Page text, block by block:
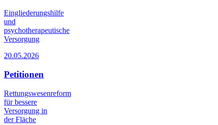
Eingliederungshilfe
und
psychotherapeutische
Versorgung
20.05.2026
Petitionen
Rettungswesenreform
für bessere
Versorgung in
der Fläche